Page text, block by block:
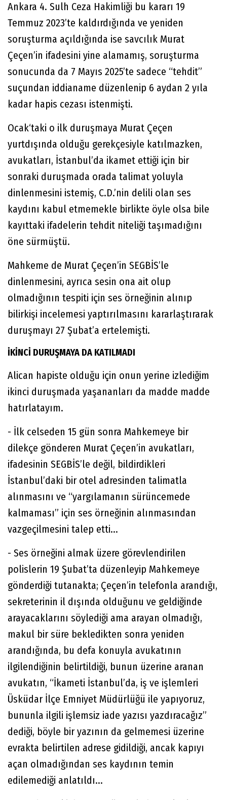
Ankara 4. Sulh Ceza Hakimliği bu kararı 19
Temmuz 2023’te kaldırdığında ve yeniden
soruşturma açıldığında ise savcılık Murat
Çeçen’in ifadesini yine alamamış, soruşturma
sonucunda da 7 Mayıs 2025’te sadece “tehdit”
suçundan iddianame düzenlenip 6 aydan 2 yıla
kadar hapis cezası istenmişti.
Ocak‘taki o ilk duruşmaya Murat Çeçen
yurtdışında olduğu gerekçesiyle katılmazken,
avukatları, İstanbul’da ikamet ettiği için bir
sonraki duruşmada orada talimat yoluyla
dinlenmesini istemiş, C.D.’nin delili olan ses
kaydını kabul etmemekle birlikte öyle olsa bile
kayıttaki ifadelerin tehdit niteliği taşımadığını
öne sürmüştü.
Mahkeme de Murat Çeçen’in SEGBİS’le
dinlenmesini, ayrıca sesin ona ait olup
olmadığının tespiti için ses örneğinin alınıp
bilirkişi incelemesi yaptırılmasını kararlaştırarak
duruşmayı 27 Şubat’a ertelemişti.
İKİNCİ DURUŞMAYA DA KATILMADI
Alican hapiste olduğu için onun yerine izlediğim
ikinci duruşmada yaşananları da madde madde
hatırlatayım.
- İlk celseden 15 gün sonra Mahkemeye bir
dilekçe gönderen Murat Çeçen’in avukatları,
ifadesinin SEGBİS’le değil, bildirdikleri
İstanbul’daki bir otel adresinden talimatla
alınmasını ve “yargılamanın sürüncemede
kalmaması” için ses örneğinin alınmasından
vazgeçilmesini talep etti...
- Ses örneğini almak üzere görevlendirilen
polislerin 19 Şubat’ta düzenleyip Mahkemeye
gönderdiği tutanakta; Çeçen’in telefonla arandığı,
sekreterinin il dışında olduğunu ve geldiğinde
arayacaklarını söylediği ama arayan olmadığı,
makul bir süre bekledikten sonra yeniden
arandığında, bu defa konuyla avukatının
ilgilendiğinin belirtildiği, bunun üzerine aranan
avukatın, “İkameti İstanbul’da, iş ve işlemleri
Üsküdar İlçe Emniyet Müdürlüğü ile yapıyoruz,
bununla ilgili işlemsiz iade yazısı yazdıracağız”
dediği, böyle bir yazının da gelmemesi üzerine
evrakta belirtilen adrese gidildiği, ancak kapıyı
açan olmadığından ses kaydının temin
edilemediği anlatıldı...